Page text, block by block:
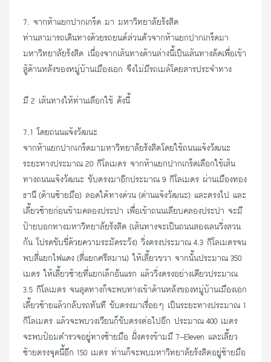
7. จากห้าแยกปากเกร็ด มา มหาวิทยาลัยรังสิต
ท่านสามารถเดินทางด้วยรถยนต์ส่วนตัวจากห้าแยกปากเกร็ดมา
มหาวิทยาลัยรังสิต เนื่องจากเส้นทางด้านล่างนี้เป็นเส้นทางลัดเพื่อเข้า
สู้ด้านหลังของหมู่บ้านเมืองเอก จึงไม่มีรถเมล์โดยสารประจำทาง
มี 2 เส้นทางให้ท่านเลือกใช้ ดังนี้
7.1 โดยถนนแจ้งวัฒนะ
จากห้าแยกปากเกร็ดมามหาวิทยาลัยรังสิตโดยใช้ถนนแจ้งวัฒนะ
ระยะทางประมาณ 20 กิโลเมตร จากห้าแยกปากเกร็ดเลือกใช้เส้น
ทางถนนแจ้งวัฒนะ ขับตรงมาอีกประมาณ 9 กิโลเมตร ผ่านเมืองทอง
ธานี (ด้านซ้ายมือ) ลอดใต้ทางด่วน (ด่านแจ้งวัฒนะ) และตรงไป และ
เลี้ยวซ้ายก่อนข้ามคลองประปา เพื่อเข้าถนนเลียบคลองประปา จะมี
ป้ายบอกทางมหาวิทยาลัยรังสิต (เส้นทางจะเป็นถนนสองเลนวิ่งสวน
กัน โปรดขับขี่ด้วยความระมัดระวัง) วิ่งตรงประมาณ 4.3 กิโลเมตรจน
พบสี่แยกไฟแดง (สี่แยกศรีสมาน) ให้เลี้ยวขวา จากนั้นประมาณ 350
เมตร ให้เลี้ยวซ้ายที่แยกเล็กอันแรก แล้ววิ่งตรงอย่างเดียวประมาณ
3.5 กิโลเมตร จนสุดทางก็จะพบทางเข้าด้านหลังของหมู่บ้านเมืองเอก
เลี้ยวซ้ายแล้วกลับรถทันที ขับตรงมาเรื่อยๆ เป็นระยะทางประมาณ 1
กิโลเมตร แล้วจะพบวงเวียนก็ขับตรงต่อไปอีก ประมาณ 400 เมตร
จะพบป้อมตำรวจอยู่ทางซ้ายมือ ฝั่งตรงข้ามมี 7-Eleven และเลี้ยว
ซ้ายตรงจุดนี้อีก 150 เมตร ท่านก็จะพบมหาวิทยาลัยรังสิตอยู่ซ้ายมือ